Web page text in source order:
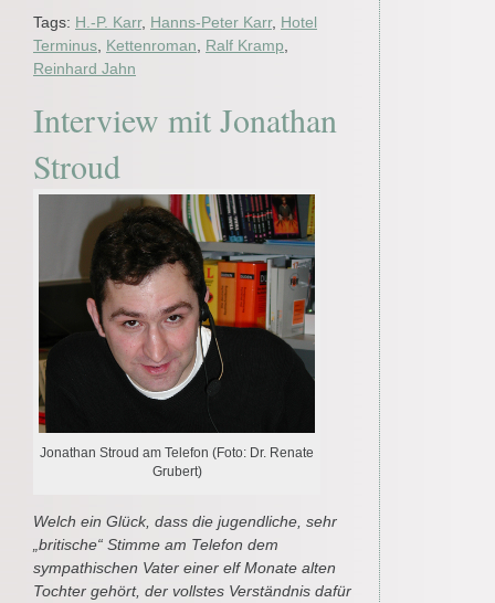
Tags: H.-P. Karr, Hanns-Peter Karr, Hotel
Terminus Kettenroman Ralf Kramp
Reinhard Jahn
Interview mit Jonathan
Stroud
Jonathan Stroud am Telefon (Foto: Dr. Renate
Grubert)
Welch ein Glück, dass die jugendliche, sehr
„britische“ Stimme am Telefon dem
sympathischen Vater einer elf Monate alten
Tochter gehört, der vollstes Verständnis dafür